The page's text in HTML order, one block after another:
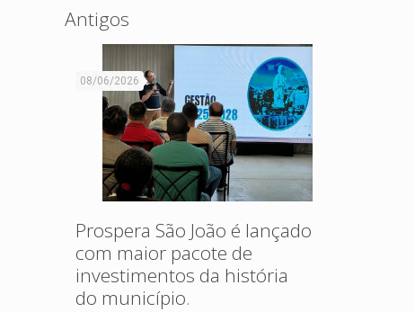
Antigos
08/06/2026
Prospera São João é lançado
com maior pacote de
investimentos da história
do município.